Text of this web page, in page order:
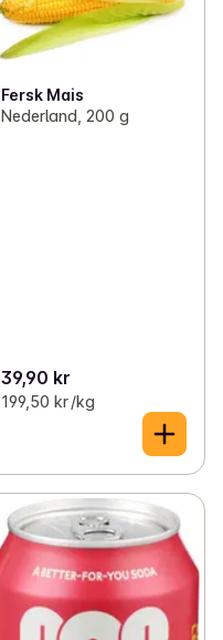
Fersk Mais
Nederland, 200 g
39,90 kr
199,50 kr /kg